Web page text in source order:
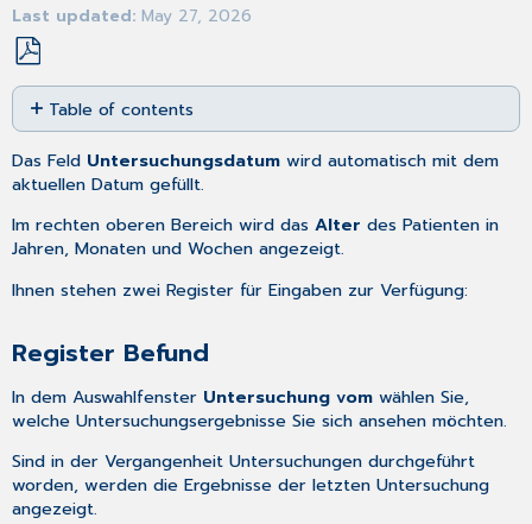
Last updated May 27, 2026
Save
as
PDF
Table of contents
Befund
Register
Untersuchungen
Das Feld Untersuchungsdatum wird automatisch mit dem
aktuellen Datum gefüllt.
Im rechten oberen Bereich wird dasAlter des Patienten in
Jahren, Monaten und Wochen angezeigt.
Ihnen stehen zwei Register für Eingaben zur Verfügung:
Register Befund
In dem Auswahlfenster Untersuchung vom wählen Sie,
welche Untersuchungsergebnisse Sie sich ansehen möchten.
Sind in der Vergangenheit Untersuchungen durchgeführt
worden, werden die Ergebnisse der letzten Untersuchung
angezeigt.